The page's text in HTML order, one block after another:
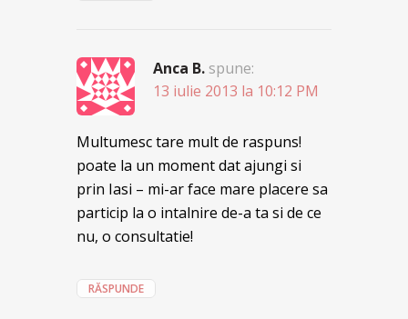
Anca B. spune:
13 iulie 2013 la 10:12 PM
Multumesc tare mult de raspuns!
poate la un moment dat ajungi si
prin Iasi – mi-ar face mare placere sa
particip la o intalnire de-a ta si de ce
nu, o consultatie!
RĂSPUNDE